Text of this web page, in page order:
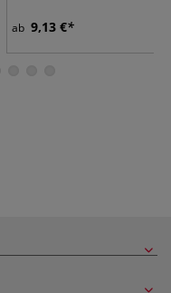
ab 9,13 €